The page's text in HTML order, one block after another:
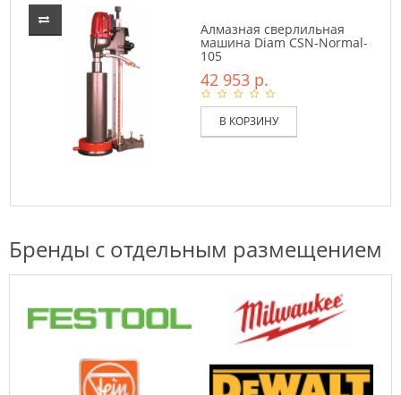
Алмазная сверлильная
машина Diam CSN-Normal-
105
42 953 р.
В КОРЗИНУ
Бренды с отдельным размещением